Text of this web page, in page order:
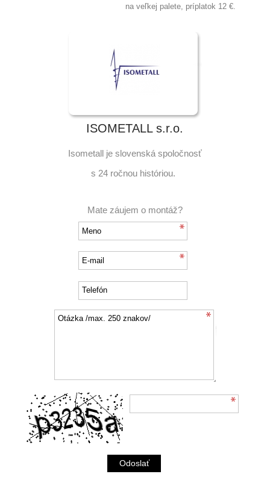
na veľkej palete, príplatok 12 €.
ISOMETALL s.r.o.
Isometall je slovenská spoločnosť
s 24 ročnou históriou.
Mate záujem o montáž?